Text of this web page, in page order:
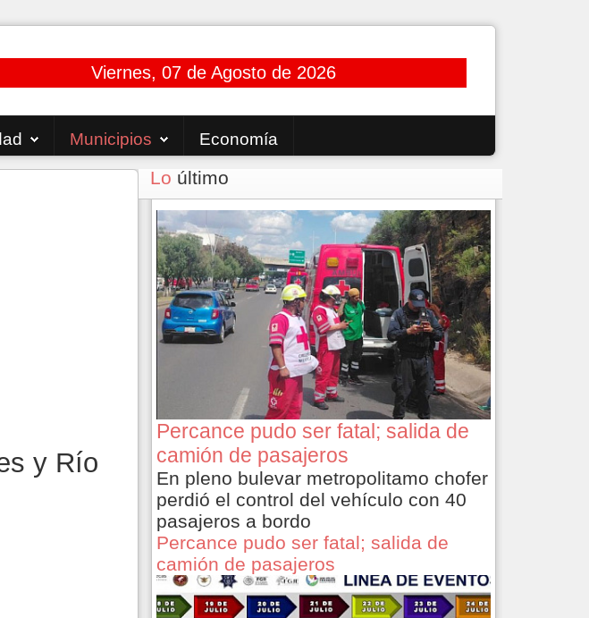
Viernes, 07 de Agosto de 2026
Municipios Economía
y Río
Lo último
Percance pudo ser fatal; salida de
camión de pasajeros
En pleno bulevar metropolitamo chofer
perdió el control del vehículo con 40
pasajeros a bordo
Percance pudo ser fatal; salida de
camión de pasajeros